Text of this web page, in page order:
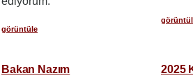
görüntüle
Bakan Nazım
2025